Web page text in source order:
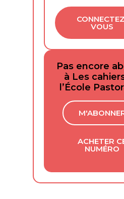
VOUS
Pas encore
à Les
l’École
ACHETER
NUMÉRO